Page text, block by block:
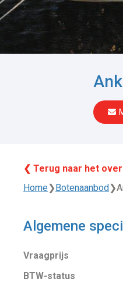
❮ Terug naar het
Home❯Botenaanbod❯
Algemene
Vraagprijs
BTW-status